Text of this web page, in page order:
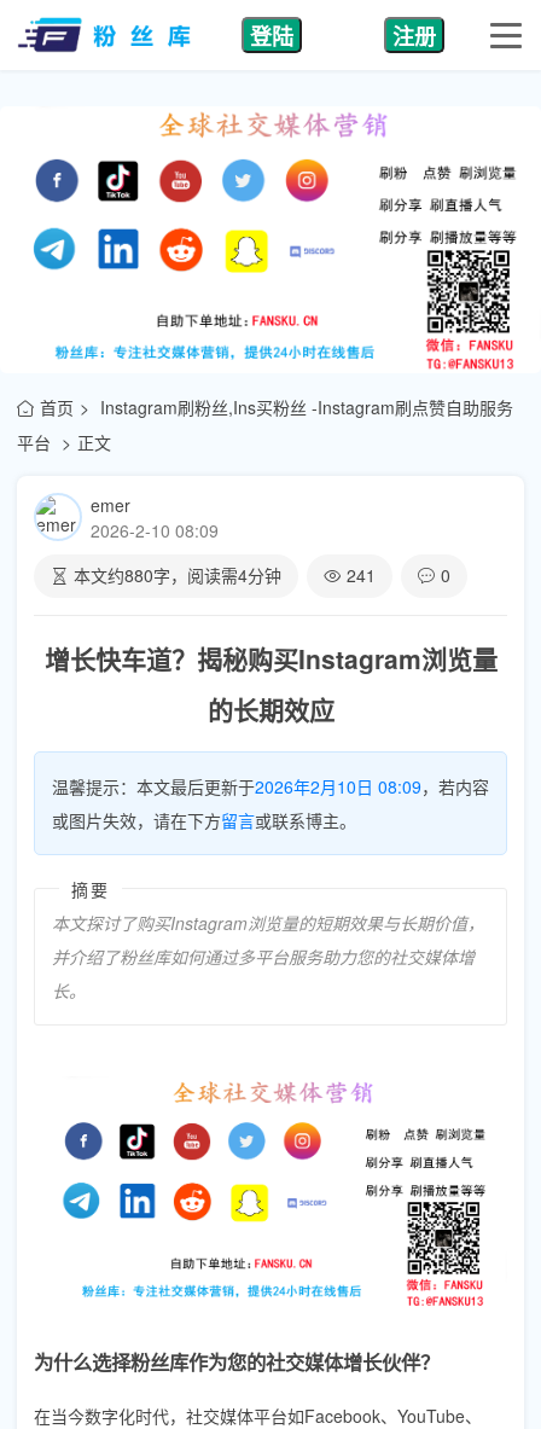
登陆 注册
首页
Instagram刷粉丝,Ins买粉丝 -Instagram刷点赞自助服务
平台
正文
emer
2026-2-10 08:09
本文约880字，阅读需4分钟 241 0
增长快车道？揭秘购买Instagram浏览量
的长期效应
温馨提示：本文最后更新于2026年2月10日 08:09，若内容
或图片失效，请在下方留言或联系博主。
摘要
本文探讨了购买Instagram浏览量的短期效果与长期价值，
并介绍了粉丝库如何通过多平台服务助力您的社交媒体增
长。
为什么选择粉丝库作为您的社交媒体增长伙伴？
在当今数字化时代，社交媒体平台如Facebook、YouTube、